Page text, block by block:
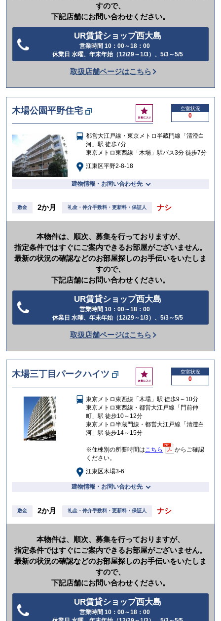
すので、
下記店舗にお問い合わせください。
UR賃貸ショップ西大島
営業時間 10：00～18：00
休業日 水曜、年末年始（12/29～1/3）、5/3～5/5
話
か
け
る
取扱店舗ページはこちら
木場公園平野住宅
お
気
入
空室状況
0
都営大江戸線・東京メトロ半蔵門線「清澄白
河」駅 徒歩7分
東京メトロ東西線「木場」駅バス3分 徒歩7分
江東区平野2-8-18
建物情報・お問い合わせ先
敷金 2か月 礼金・仲介手数料・更新料・保証人 ナシ
本物件は、順次、募集を行っておりますが、
指定条件ではすぐにご案内できるお部屋がございません。
最新の状況の確認などのお部屋探しのお手伝いをいたしま
すので、
下記店舗にお問い合わせください。
UR賃貸ショップ西大島
営業時間 10：00～18：00
休業日 水曜、年末年始（12/29～1/3）、5/3～5/5
話
か
け
る
取扱店舗ページはこちら
木場三丁目パークハイツ
お
気
入
り
空室状況
0
東京メトロ東西線「木場」駅 徒歩9～10分
東京メトロ東西線・都営大江戸線「門前仲
町」駅 徒歩10～12分
東京メトロ半蔵門線・都営大江戸線「清澄白
河」駅 徒歩14～15分
※住棟別の所要時間は こちら
からご確認
ください。
江東区木場3-6
建物情報・お問い合わせ先
敷金 2か月 礼金・仲介手数料・更新料・保証人 ナシ
本物件は、順次、募集を行っておりますが、
指定条件ではすぐにご案内できるお部屋がございません。
最新の状況の確認などのお部屋探しのお手伝いをいたしま
すので、
下記店舗にお問い合わせください。
UR賃貸ショップ西大島
営業時間 10：00～18：00